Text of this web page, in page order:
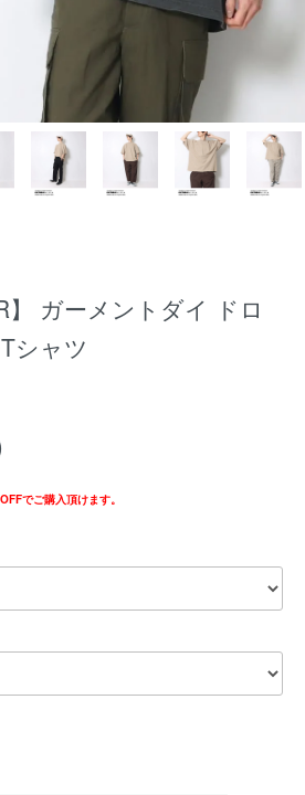
】 ガーメントダイ ドロ
シャツ
でご購入頂けます。